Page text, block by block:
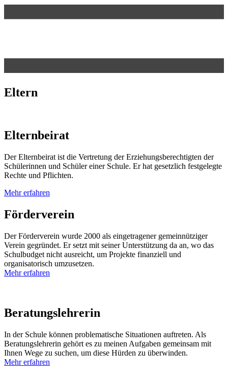
Eltern
Elternbeirat
Der Elternbeirat ist die Vertretung der Erziehungsberechtigten der
Schülerinnen und Schüler einer Schule. Er hat gesetzlich festgelegte
Rechte und Pflichten.
Mehr erfahren
Förderverein
Der Förderverein wurde 2000 als eingetragener gemeinnütziger
Verein gegründet. Er setzt mit seiner Unterstützung da an, wo das
Schulbudget nicht ausreicht, um Projekte finanziell und
organisatorisch umzusetzen.
Mehr erfahren
Beratungs­lehrerin
In der Schule können problematische Situationen auftreten. Als
Beratungslehrerin gehört es zu meinen Aufgaben gemeinsam mit
Ihnen Wege zu suchen, um diese Hürden zu überwinden.
Mehr erfahren